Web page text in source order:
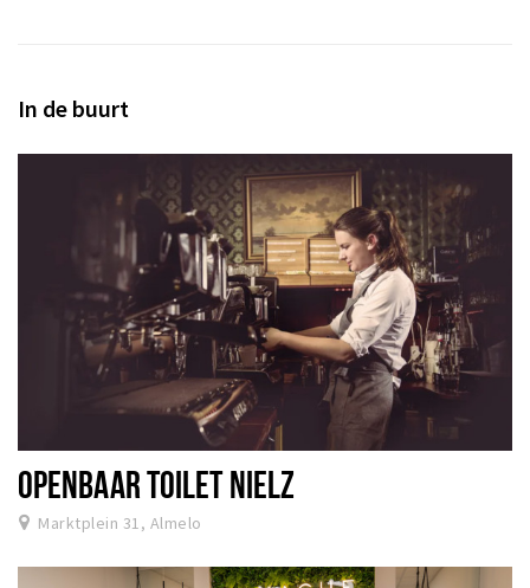
In de buurt
OPENBAAR TOILET NIELZ
Marktplein 31, Almelo